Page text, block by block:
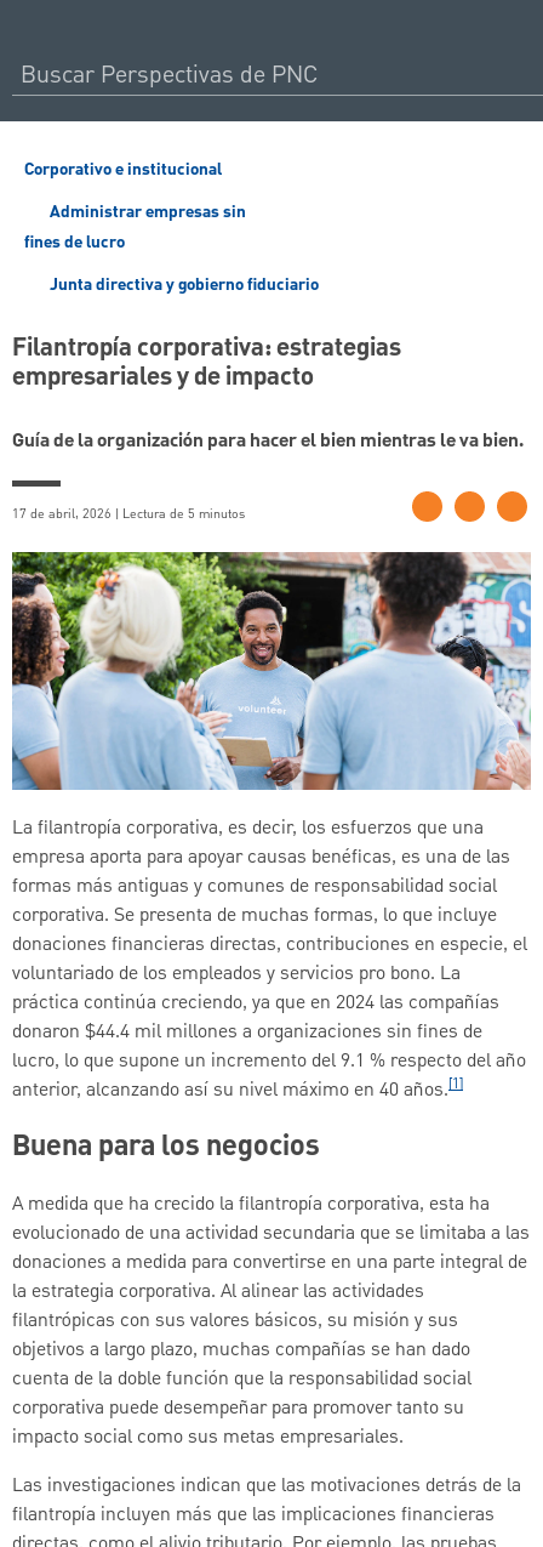
Corporativo e institucional
Administrar empresas sin
fines de lucro
Junta directiva y gobierno fiduciario
Filantropía corporativa: estrategias
empresariales y de impacto
Guía de la organización para hacer el bien mientras le va bien.
17 de abril, 2026 | Lectura de 5 minutos
La filantropía corporativa, es decir, los esfuerzos que una
empresa aporta para apoyar causas benéficas, es una de las
formas más antiguas y comunes de responsabilidad social
corporativa. Se presenta de muchas formas, lo que incluye
donaciones financieras directas, contribuciones en especie, el
voluntariado de los empleados y servicios pro bono. La
práctica continúa creciendo, ya que en 2024 las compañías
donaron $44.4 mil millones a organizaciones sin fines de
lucro, lo que supone un incremento del 9.1 % respecto del año
anterior, alcanzando así su nivel máximo en 40 años.[1]
Buena para los negocios
A medida que ha crecido la filantropía corporativa, esta ha
evolucionado de una actividad secundaria que se limitaba a las
donaciones a medida para convertirse en una parte integral de
la estrategia corporativa. Al alinear las actividades
filantrópicas con sus valores básicos, su misión y sus
objetivos a largo plazo, muchas compañías se han dado
cuenta de la doble función que la responsabilidad social
corporativa puede desempeñar para promover tanto su
impacto social como sus metas empresariales.
Las investigaciones indican que las motivaciones detrás de la
filantropía incluyen más que las implicaciones financieras